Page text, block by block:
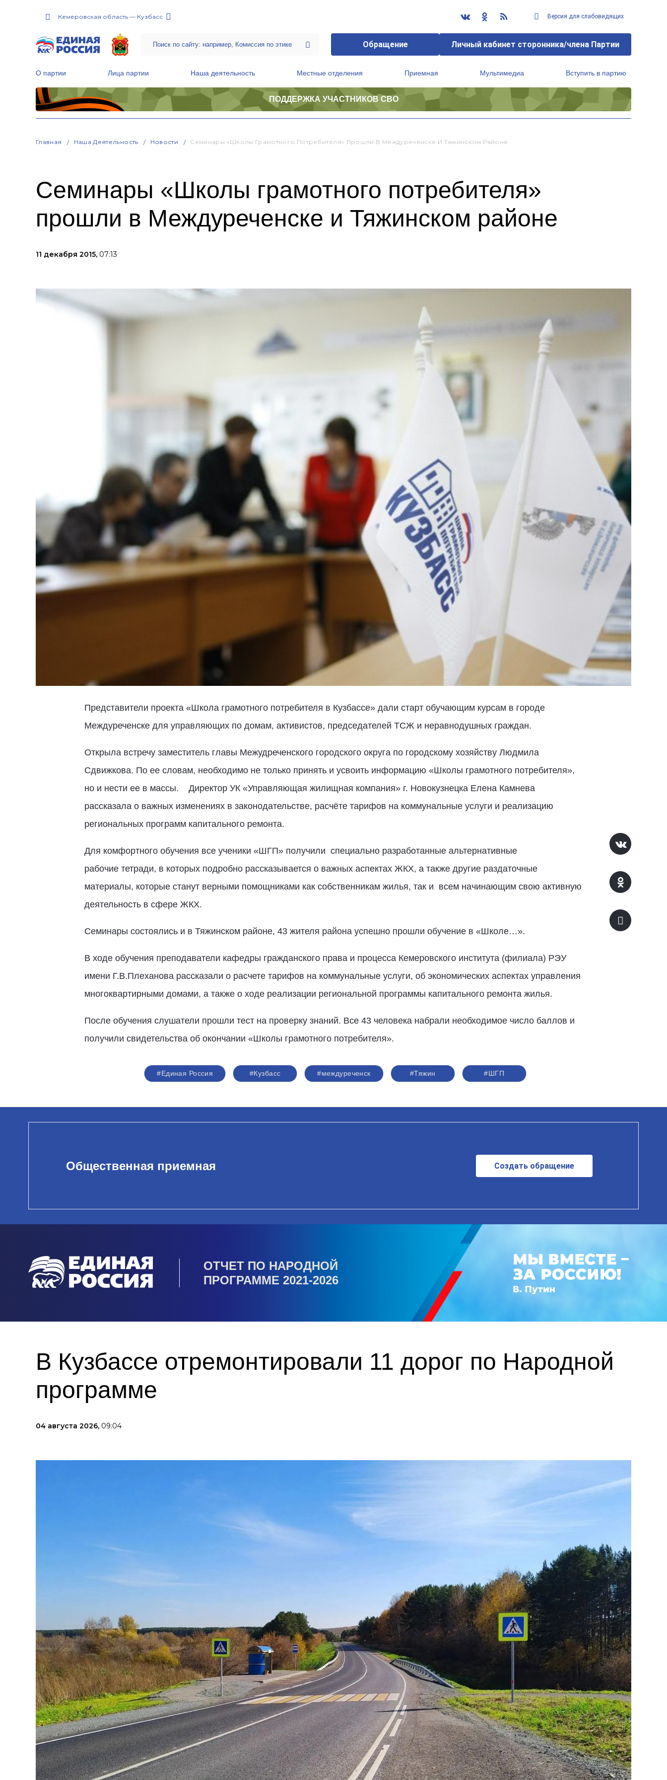
Кемеровская область — Кузбасс Версия для слабовидящих
Обращение Личный кабинет сторонника/члена Партии
О партии Лица партии Наша деятельность Местные отделения Приемная Мультимедиа Вступить в партию
ПОДДЕРЖКА УЧАСТНИКОВ СВО
Главная Наша Деятельность Новости Семинары «Школы Грамотного Потребителя» Прошли В Междуреченске И Тяжинском Районе
Семинары «Школы грамотного потребителя»
прошли в Междуреченске и Тяжинском районе
11 декабря 2015, 07:13
Представители проекта «Школа грамотного потребителя в Кузбассе» дали старт обучающим курсам в городе
Междуреченске для управляющих по домам, активистов, председателей ТСЖ и неравнодушных граждан.
Открыла встречу заместитель главы Межудреченского городского округа по городскому хозяйству Людмила
Сдвижкова. По ее словам, необходимо не только принять и усвоить информацию «Школы грамотного потребителя»,
но и нести ее в массы. Директор УК «Управляющая жилищная компания» г. Новокузнецка Елена Камнева
рассказала о важных изменениях в законодательстве, расчёте тарифов на коммунальные услуги и реализацию
региональных программ капитального ремонта.
Для комфортного обучения все ученики «ШГП» получили специально разработанные альтернативные
рабочие тетради, в которых подробно рассказывается о важных аспектах ЖКХ, а также другие раздаточные
материалы, которые станут верными помощниками как собственникам жилья, так и всем начинающим свою активную
деятельность в сфере ЖКХ.
Семинары состоялись и в Тяжинском районе, 43 жителя района успешно прошли обучение в «Школе…».
В ходе обучения преподаватели кафедры гражданского права и процесса Кемеровского института (филиала) РЭУ
имени Г.В.Плеханова рассказали о расчете тарифов на коммунальные услуги, об экономических аспектах управления
многоквартирными домами, а также о ходе реализации региональной программы капитального ремонта жилья.
После обучения слушатели прошли тест на проверку знаний. Все 43 человека набрали необходимое число баллов и
получили свидетельства об окончании «Школы грамотного потребителя».
#Единая Россия #Кузбасс #междуреченск #Тяжин #ШГП
Общественная приемная Создать обращение
ОТЧЕТ ПО НАРОДНОЙ
ПРОГРАММЕ 2021-2026
В Кузбассе отремонтировали 11 дорог по Народной
программе
04 августа 2026, 09:04